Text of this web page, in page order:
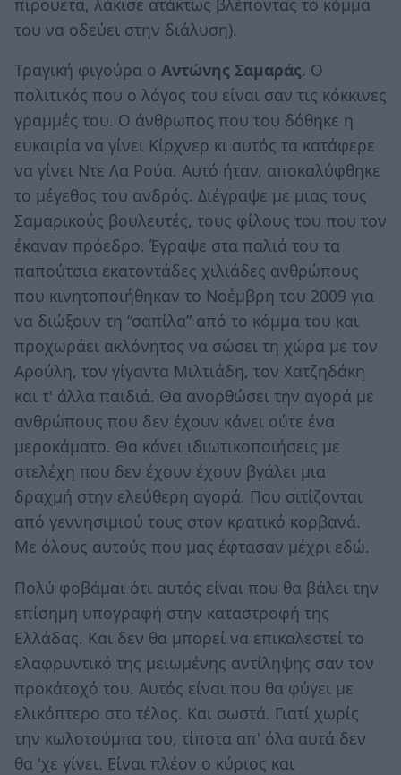
του να οδεύει στην διάλυση).
Τραγική φιγούρα ο Αντώνης Σαμαράς. Ο
πολιτικός που ο λόγος του είναι σαν τις κόκκινες
γραμμές του. Ο άνθρωπος που του δόθηκε η
ευκαιρία να γίνει Κίρχνερ κι αυτός τα κατάφερε
να γίνει Ντε Λα Ρούα. Αυτό ήταν, αποκαλύφθηκε
το μέγεθος του ανδρός. Διέγραψε με μιας τους
Σαμαρικούς βουλευτές, τους φίλους του που τον
έκαναν πρόεδρο. Έγραψε στα παλιά του τα
παπούτσια εκατοντάδες χιλιάδες ανθρώπους
που κινητοποιήθηκαν το Νοέμβρη του 2009 για
να διώξουν τη “σαπίλα” από το κόμμα του και
προχωράει ακλόνητος να σώσει τη χώρα με τον
Αρούλη, τον γίγαντα Μιλτιάδη, τον Χατζηδάκη
και τ' άλλα παιδιά. Θα ανορθώσει την αγορά με
ανθρώπους που δεν έχουν κάνει ούτε ένα
μεροκάματο. Θα κάνει ιδιωτικοποιήσεις με
στελέχη που δεν έχουν έχουν βγάλει μια
δραχμή στην ελεύθερη αγορά. Που σιτίζονται
από γεννησιμιού τους στον κρατικό κορβανά.
Με όλους αυτούς που μας έφτασαν μέχρι εδώ.
Πολύ φοβάμαι ότι αυτός είναι που θα βάλει την
επίσημη υπογραφή στην καταστροφή της
Ελλάδας. Και δεν θα μπορεί να επικαλεστεί το
ελαφρυντικό της μειωμένης αντίληψης σαν τον
προκάτοχό του. Αυτός είναι που θα φύγει με
ελικόπτερο στο τέλος. Και σωστά. Γιατί χωρίς
την κωλοτούμπα του, τίποτα απ' όλα αυτά δεν
θα 'χε γίνει. Είναι πλέον ο κύριος και